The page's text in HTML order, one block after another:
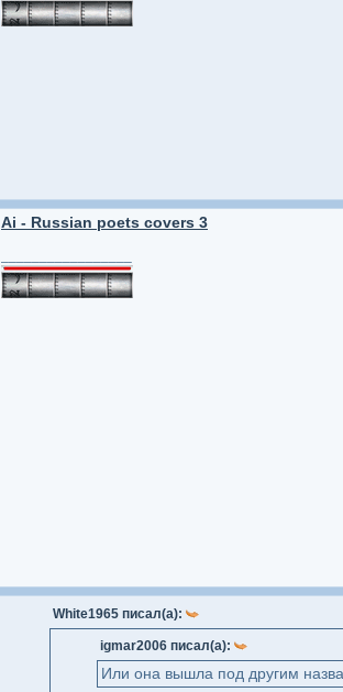
Ai - Russian poets covers 3
White1965 писал(а):
igmar2006 писал(а):
Или она вышла под другим